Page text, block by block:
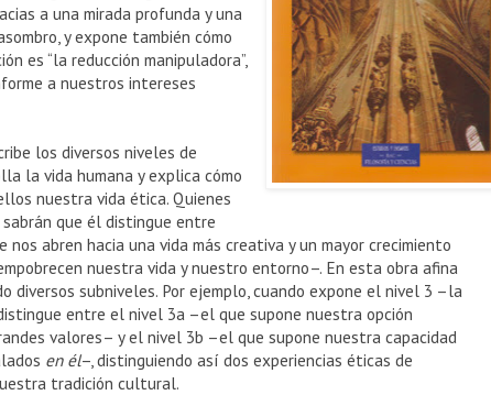
a una mirada profunda y una
y expone también cómo
es “la reducción manipuladora”,
a nuestros intereses
los diversos niveles de
la vida humana y explica cómo
nuestra vida ética. Quienes
que él distingue entre
abren hacia una vida más creativa y un mayor crecimiento
nuestra vida y nuestro entorno–. En esta obra afina
diversos subniveles. Por ejemplo, cuando expone el nivel 3 –la
entre el nivel 3a –el que supone nuestra opción
valores– y el nivel 3b –el que supone nuestra capacidad
en él–, distinguiendo así dos experiencias éticas de
tradición cultural.